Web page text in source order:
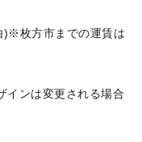
)※枚方市までの運賃は
インは変更される場合